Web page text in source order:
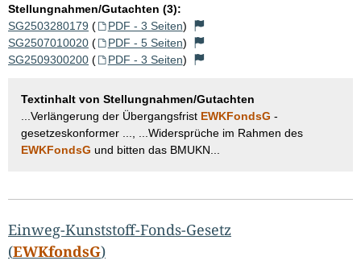
Stellungnahmen/Gutachten (3):
SG2503280179 ( PDF - 3 Seiten)
SG2507010020 ( PDF - 5 Seiten)
SG2509300200 ( PDF - 3 Seiten)
Textinhalt von Stellungnahmen/Gutachten
...Verlängerung der Übergangsfrist EWKFondsG -
gesetzeskonformer ..., ...Widersprüche im Rahmen des
EWKFondsG und bitten das BMUKN...
Einweg-Kunststoff-Fonds-Gesetz
(EWKfondsG)